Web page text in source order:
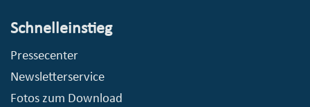
Schnelleinstieg
Pressecenter
Newsletterservice
Fotos zum Download